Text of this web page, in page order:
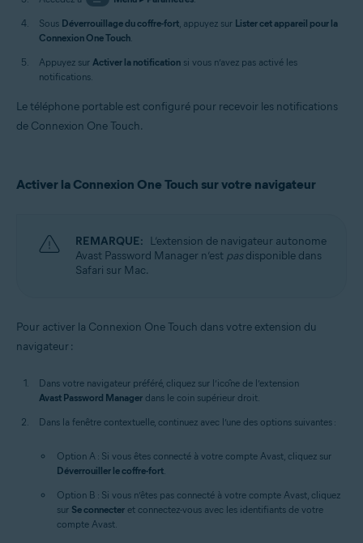
Sous Déverrouillage du coffre-fort, appuyez sur Lister cet appareil pour la
Connexion One Touch.
Appuyez sur Activer la notification si vous n’avez pas activé les
notifications.
Le téléphone portable est configuré pour recevoir les notifications
de Connexion One Touch.
Activer la Connexion One Touch sur votre navigateur
REMARQUE: L’extension de navigateur autonome
Avast Password Manager n’est pasdisponible dans
Safari sur Mac.
Pour activer la Connexion One Touch dans votre extension du
navigateur :
Dans votre navigateur préféré, cliquez sur l’icône de l’extension
Avast Password Manager dans le coin supérieur droit.
Dans la fenêtre contextuelle, continuez avec l’une des options suivantes :
Option A : Si vous êtes connecté à votre compte Avast, cliquez sur
Déverrouiller le coffre-fort.
Option B : Si vous n’êtes pas connecté à votre compte Avast, cliquez
sur Se connecter et connectez-vous avec les identifiants de votre
compte Avast.